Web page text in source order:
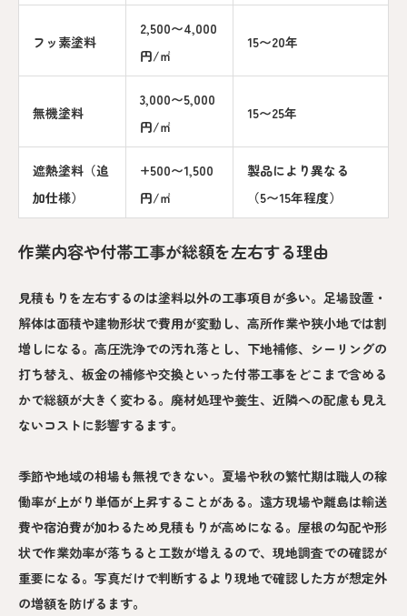
フッ素塗料
2,500〜4,000
円/㎡
15〜20年
無機塗料
3,000〜5,000
円/㎡
15〜25年
遮熱塗料（追
加仕様）
+500〜1,500
円/㎡
製品により異なる
（5〜15年程度）
作業内容や付帯工事が総額を左右する理由
見積もりを左右するのは塗料以外の工事項目が多い。足場設置・
解体は面積や建物形状で費用が変動し、高所作業や狭小地では割
増しになる。高圧洗浄での汚れ落とし、下地補修、シーリングの
打ち替え、板金の補修や交換といった付帯工事をどこまで含める
かで総額が大きく変わる。廃材処理や養生、近隣への配慮も見え
ないコストに影響するます。
季節や地域の相場も無視できない。夏場や秋の繁忙期は職人の稼
働率が上がり単価が上昇することがある。遠方現場や離島は輸送
費や宿泊費が加わるため見積もりが高めになる。屋根の勾配や形
状で作業効率が落ちると工数が増えるので、現地調査での確認が
重要になる。写真だけで判断するより現地で確認した方が想定外
の増額を防げるます。